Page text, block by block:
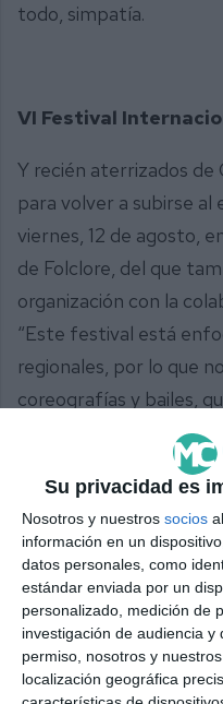
Su privacidad es
Nosotros y nuestros socios
información en un
datos personales, como
estándar enviada por un
personalizado, medición de
investigación de audiencia y
permiso, nosotros y
localización geográfica
todo, simpatía.
VI Festival
Y recién aterrizados de
para volver a subirse al
viernes, 12 de agosto,
de Folclore, del que
organización con la
“Este festival está
regionales, por lo que
coreografías y bailes,
aquí de nuestro país,
más típico, que son los
la presidenta de la
comenzará a las 22
La Cala, la entrada es
además del grupo de
grupo de baile Virgen
Fraternidad Artística
Tukuypaj Danza de